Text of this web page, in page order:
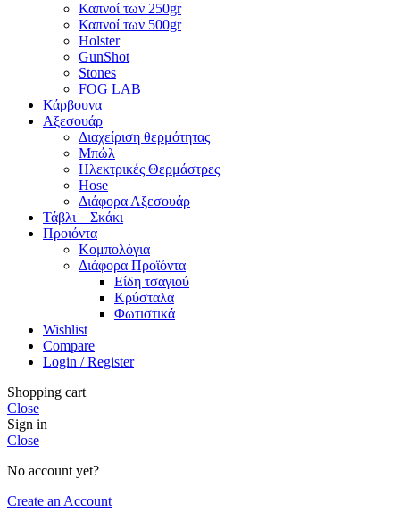
Καπνοί των 250gr
Καπνοί των 500gr
Holster
GunShot
Stones
FOG LAB
Κάρβουνα
Αξεσουάρ
Διαχείριση θερμότητας
Μπώλ
Ηλεκτρικές Θερμάστρες
Hose
Διάφορα Αξεσουάρ
Τάβλι – Σκάκι
Προιόντα
Κομπολόγια
Διάφορα Προϊόντα
Είδη τσαγιού
Κρύσταλα
Φωτιστικά
Wishlist
Compare
Login / Register
Shopping cart
Close
Sign in
Close
No account yet?
Create an Account